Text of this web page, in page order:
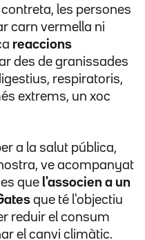
les persones
carn vermella ni
reaccions
des de granissades
respiratoris,
extrems, un xoc
a la salut pública,
ve acompanyat
que l'associen a un
que té l'objectiu
reduir el consum
el canvi climàtic.